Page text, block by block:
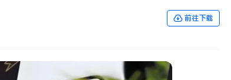
前往下载